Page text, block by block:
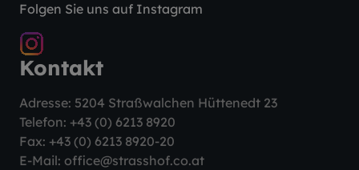
Folgen Sie uns auf Instagram
Kontakt
Adresse: 5204 Straßwalchen Hüttenedt 23
Telefon: +43 (0) 6213 8920
Fax: +43 (0) 6213 8920-20
E-Mail: office@strasshof.co.at